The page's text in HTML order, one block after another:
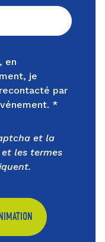
en
je
par
*
et la
et les termes